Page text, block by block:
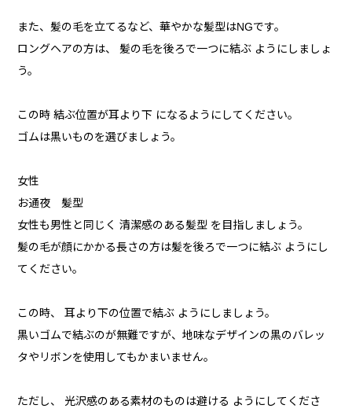
また、髪の毛を立てるなど、華やかな髪型はNGです。
ロングヘアの方は、 髪の毛を後ろで一つに結ぶ ようにしましょ
う。
この時 結ぶ位置が耳より下 になるようにしてください。
ゴムは黒いものを選びましょう。
女性
お通夜 髪型
女性も男性と同じく 清潔感のある髪型 を目指しましょう。
髪の毛が顔にかかる長さの方は髪を後ろで一つに結ぶ ようにし
てください。
この時、 耳より下の位置で結ぶ ようにしましょう。
黒いゴムで結ぶのが無難ですが、地味なデザインの黒のバレッ
タやリボンを使用してもかまいません。
ただし、 光沢感のある素材のものは避ける ようにしてくださ